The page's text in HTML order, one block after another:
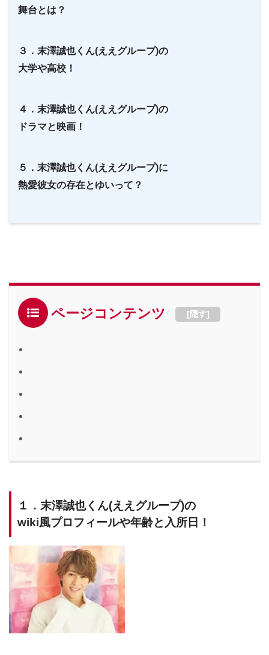
舞台とは？
３．末澤誠也くん(ええグループ)の
大学や高校！
４．末澤誠也くん(ええグループ)の
ドラマと映画！
５．末澤誠也くん(ええグループ)に
熱愛彼女の存在とゆいって？
ページコンテンツ [隠す]
１．末澤誠也くん(ええグループ)の
wiki風プロフィールや年齢と入所日！